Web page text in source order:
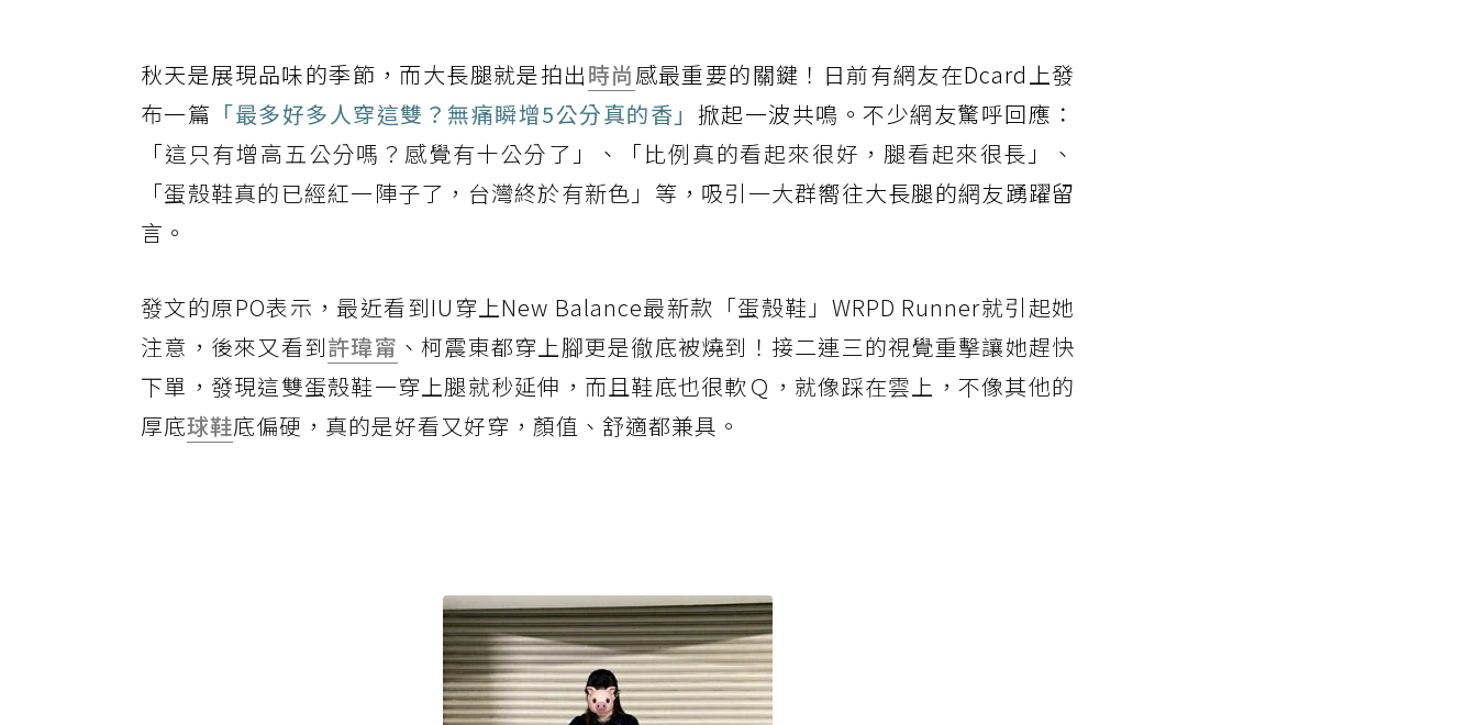
秋天是展現品味的季節，而大長腿就是拍出時尚感最重要的關鍵！日前有網友在Dcard上發
布一篇 「最多好多人穿這雙？無痛瞬增5公分真的香」 掀起一波共鳴。不少網友驚呼回應：
「這只有增高五公分嗎？感覺有十公分了 」、「比例真的看起來很好，腿看起來很長 」
、
「蛋殼鞋真的已經紅一陣子了，台灣終於有新色」 等， 吸引一大群嚮往大長腿的網友踴躍留
言。
發文的原PO表示，最近看到IU穿上New Balance最新款「蛋殼鞋」WRPD Runner就引起她
注意，後來又看到許瑋甯 、柯震東都穿上腳更是徹底被燒到！接二連三的視覺重擊讓她趕快
下單，發現這雙蛋殼鞋一穿上腿就秒延伸，而且鞋底也很軟Ｑ，就像踩在雲上，不像其他的
厚底球鞋底偏硬，真的是好看又好穿，顏值、舒適都兼具。